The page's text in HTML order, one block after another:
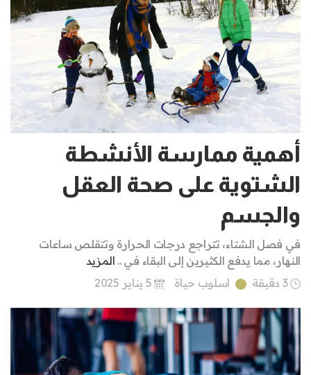
أهمية ممارسة الأنشطة
الشتوية على صحة العقل
والجسم
في فصل الشتاء، تتراجع درجات الحرارة وتتقلص ساعات
النهار، مما يدفع الكثيرين إلى البقاء في .. المزيد
3 دقيقة
اسلوب حياة